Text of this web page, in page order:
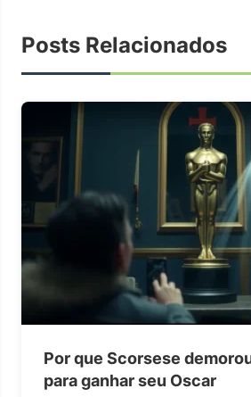
Posts Relacionados
Por que Scorsese
para ganhar seu Oscar